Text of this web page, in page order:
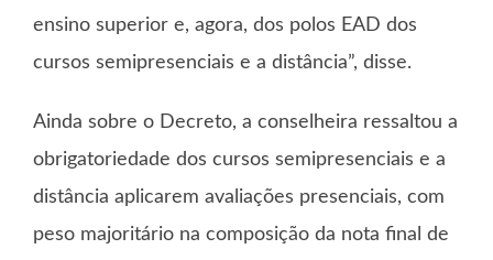
ensino superior e, agora, dos polos EAD dos
cursos semipresenciais e a distância”, disse.
Ainda sobre o Decreto, a conselheira ressaltou a
obrigatoriedade dos cursos semipresenciais e a
distância aplicarem avaliações presenciais, com
peso majoritário na composição da nota final de